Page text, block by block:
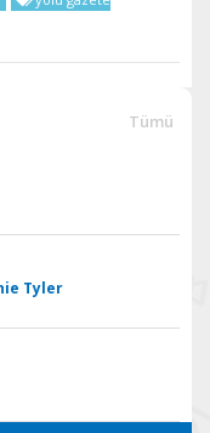
Tümü
Tyler